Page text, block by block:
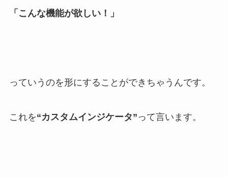
「こんな機能が欲しい！」
っていうのを形にすることができちゃうんです。
これを“カスタムインジケータ”って言います。